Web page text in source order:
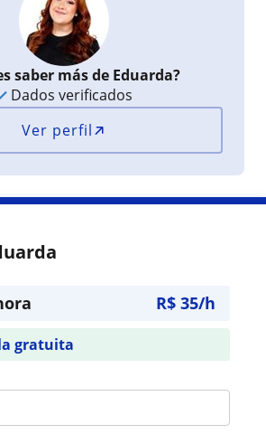
saber más de Eduarda?
Dados verificados
Ver perfil
R$ 35/h
gratuita